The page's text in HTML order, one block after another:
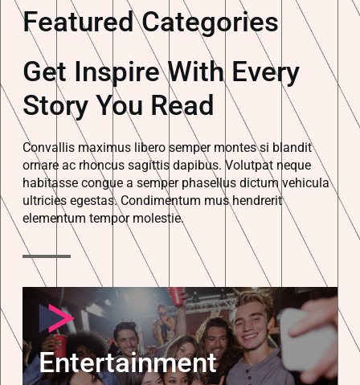
Featured Categories
Get Inspire With Every
Story You Read
Convallis maximus libero semper montes si blandit
ornare ac rhoncus sagittis dapibus. Volutpat neque
habitasse congue a semper phasellus dictum vehicula
ultricies egestas. Condimentum mus hendrerit
elementum tempor molestie.
Entertainment